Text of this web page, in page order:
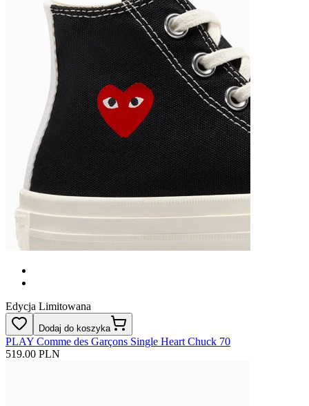
Edycja Limitowana
Dodaj do koszyka
PLAY Comme des Garçons Single Heart Chuck 70
519.00 PLN